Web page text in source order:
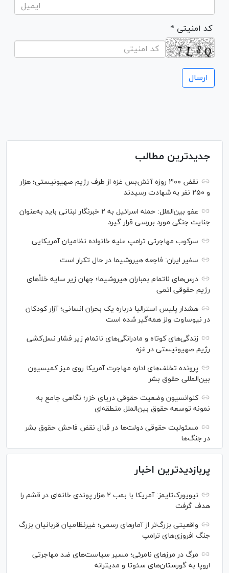
* کد امنیتی
جدیدترین مطالب
نقض ۳۰۰ روزه آتش‌بس غزه از طرف رژیم صهیونیستی؛ هزار
و ۲۵۰ نفر به شهادت رسیدند
عفو بین‌الملل: حمله اسرائیل به ۲ خبرنگار لبنانی باید به‌عنوان
جنایت جنگی مورد بررسی قرار گیرد
سرکوب مهاجرتی ترامپ علیه خانواده نظامیان آمریکایی
سفیر ایران: فاجعه هیروشیما در حال تکرار است
درس‌های ناتمام بمباران هیروشیما؛ جهان زیر سایه خلأ‌های
رژیم حقوقی اتمی
هشدار پلیس استرالیا درباره یک بحران انسانی؛ آزار کودکان
در نیوساوت ولز همه‌گیر شده است
زندگی‌های کوتاه و مادرانگی‌های ناتمام زیر فشار نسل‌کشی
رژیم صهیونیستی در غزه
پرونده تخلف‌های اداره مهاجرت آمریکا روی میز کمیسیون
بین‌المللی حقوق بشر
کنوانسیون وضعیت حقوقی دریای خزر؛ نگاهی جامع به
نمونه توسعه حقوق بین‌الملل منطقه‌ای
مسئولیت حقوقی دولت‌ها در قبال نقض‌ فاحش حقوق بشر
در جنگ‌ها
پربازدیدترین اخبار
نیویورک‌تایمز: آمریکا با بمب ۲ هزار پوندی خانه‌ای در قشم را
هدف گرفت
واقعیتی بزرگ‌تر از آمار‌های رسمی؛ غیرنظامیان قربانیان بزرگ
جنگ افروزی‌های ترامپ
مرگ در مرز‌های نامرئی؛ مسیر سیاست‌های ضد مهاجرتی
اروپا به گورستان‌های سئوتا و مدیترانه